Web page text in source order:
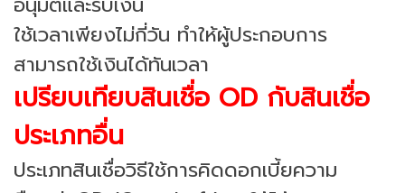
ใช้เวลาเพียงไม่กี่วัน ทำให้ผู้ประกอบการ
สามารถใช้เงินได้ทันเวลา
เปรียบเทียบสินเชื่อ OD กับสินเชื่อ
ประเภทอื่น
ประเภทสินเชื่อวิธีใช้การคิดดอกเบี้ยความ